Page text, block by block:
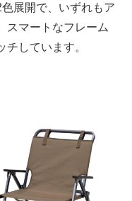
展開で、いずれもア
スマートなフレーム
しています。